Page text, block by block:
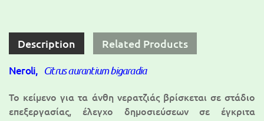
Description
Related Products
Neroli, Citrus aurantium bigaradia
Το κείμενο για τα άνθη νερατζιάς βρίσκεται σε στάδιο
επεξεργασίας, έλεγχο δημοσιεύσεων σε έγκριτα